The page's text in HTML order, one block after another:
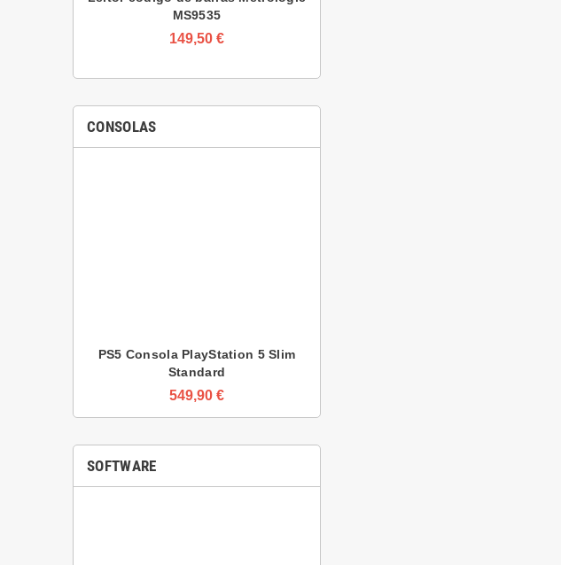
MS9535
149,50 €
CONSOLAS
PS5 Consola PlayStation 5 Slim
Standard
549,90 €
SOFTWARE